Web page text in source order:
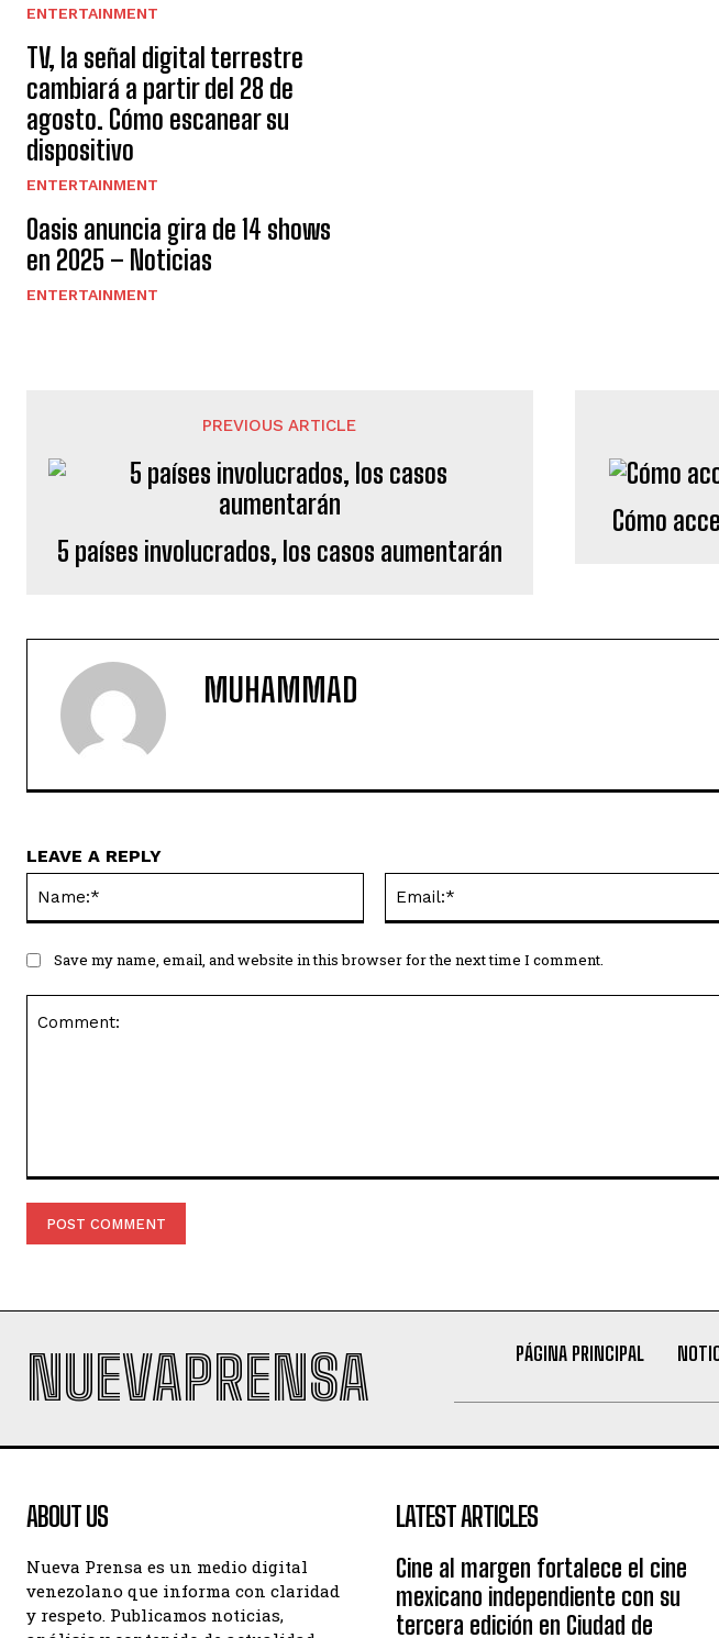
ENTERTAINMENT
TV, la señal digital terrestre
cambiará a partir del 28 de
agosto. Cómo escanear su
dispositivo
ENTERTAINMENT
Oasis anuncia gira de 14 shows
en 2025 – Noticias
ENTERTAINMENT
PREVIOUS ARTICLE
5 países involucrados, los casos aumentarán
Cómo
MUHAMMAD
LEAVE A REPLY
Save my name, email, and website in this browser for the next time I comment.
NUEVAPRENSA PÁGINA PRINCIPAL
ABOUT US
Nueva Prensa es un medio digital
venezolano que informa con claridad
y respeto. Publicamos noticias,
LATEST ARTICLES
Cine al margen fortalece el cine
mexicano independiente con su
tercera edición en Ciudad de